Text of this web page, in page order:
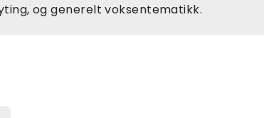
og generelt voksentematikk.